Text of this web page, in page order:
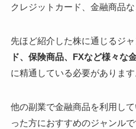
クレジットカード、金融商品
先ほど紹介した株に通じるジャ
ド、保険商品、FXなど様々な
に精通している必要があります
他の副業で金融商品を利用し
った方におすすめのジャンル